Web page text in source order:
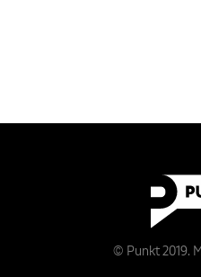
© Punkt 2019.